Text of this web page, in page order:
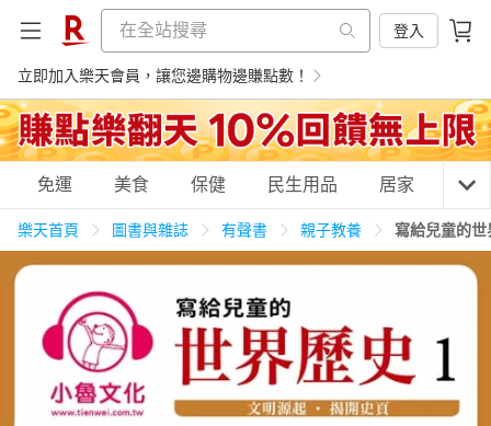
登入
立即加入樂天會員，讓您邊購物邊賺點數！
購物網分類
天天免運 美食蛋糕 養生保健
居家生活 3C家電 運動休閒 親子玩具
免運 美食 保健 民生用品 居家 3C
樂天首頁 圖書與雜誌 有聲書 親子教養 寫給兒童的